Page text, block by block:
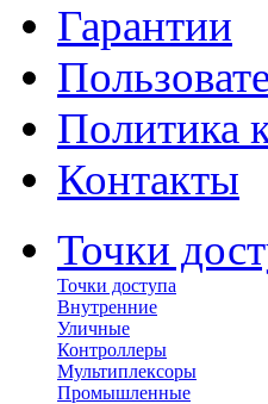
Гарантии
Политика
Контакты
Точки
Точки доступа
Внутренние
Уличные
Контроллеры
Мультиплексоры
Промышленные